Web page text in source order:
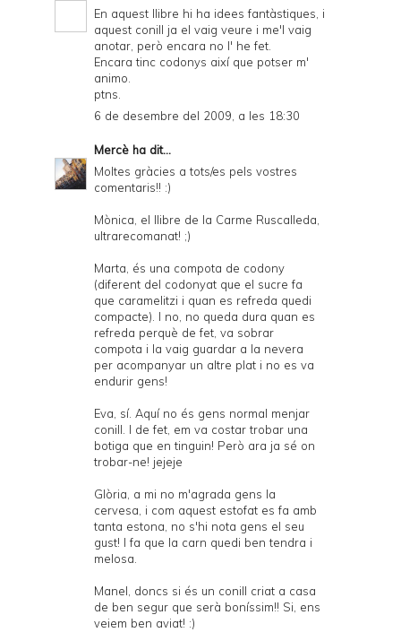
En aquest llibre hi ha idees fantàstiques, i
aquest conill ja el vaig veure i me'l vaig
anotar, però encara no l' he fet.
Encara tinc codonys així que potser m'
animo.
ptns.
6 de desembre del 2009, a les 18:30
Mercè ha dit...
Moltes gràcies a tots/es pels vostres
comentaris!! :)
Mònica, el llibre de la Carme Ruscalleda,
ultrarecomanat! ;)
Marta, és una compota de codony
(diferent del codonyat que el sucre fa
que caramelitzi i quan es refreda quedi
compacte). I no, no queda dura quan es
refreda perquè de fet, va sobrar
compota i la vaig guardar a la nevera
per acompanyar un altre plat i no es va
endurir gens!
Eva, sí. Aquí no és gens normal menjar
conill. I de fet, em va costar trobar una
botiga que en tinguin! Però ara ja sé on
trobar-ne! jejeje
Glòria, a mi no m'agrada gens la
cervesa, i com aquest estofat es fa amb
tanta estona, no s'hi nota gens el seu
gust! I fa que la carn quedi ben tendra i
melosa.
Manel, doncs si és un conill criat a casa
de ben segur que serà boníssim!! Si, ens
veiem ben aviat! :)